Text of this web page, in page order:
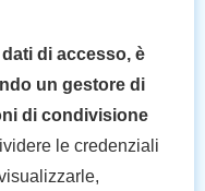
di accesso, è
un gestore di
di condivisione
le credenziali